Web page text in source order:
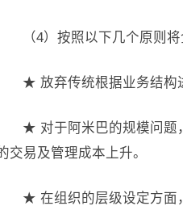
（4）按照以下几个原则
★ 放弃传统根据业务结构
★ 对于阿米巴的规模问题
交易及管理成本上升。
★ 在组织的层级设定方面